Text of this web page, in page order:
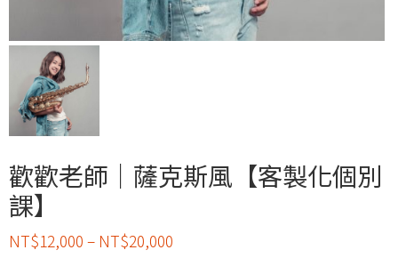
歡歡老師｜薩克斯風【客製化個別
課】
NT$12,000 – NT$20,000